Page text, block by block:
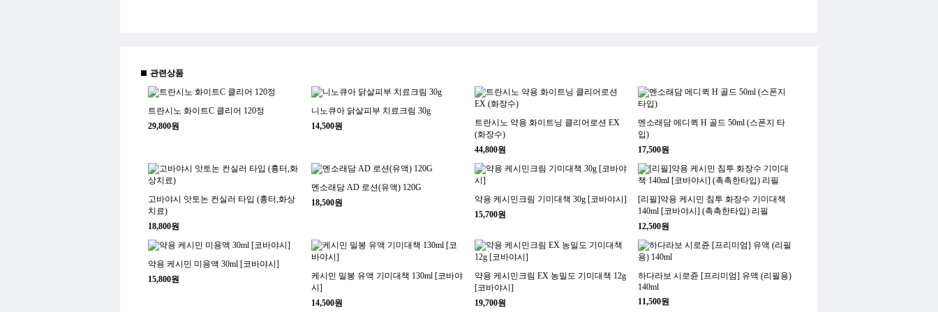
관련상품
트란시노 화이트C 클리어 120정
29,800원
니노큐아 닭살피부 치료크림 30g
14,500원
트란시노 약용 화이트닝 클리어로션 EX
(화장수)
44,800원
멘소래담 메디퀵 H 골드 50ml (스폰지 타
입)
17,500원
고바야시 앗토논 컨실러 타입 (흉터,화상
치료)
18,800원
멘소래담 AD 로션(유액) 120G
18,500원
약용 케시민크림 기미대책 30g [코바야시]
15,700원
[리필]약용 케시민 침투 화장수 기미대책
140ml [코바야시] (촉촉한타입) 리필
12,500원
약용 케시민 미용액 30ml [코바야시]
15,800원
케시민 밀봉 유액 기미대책 130ml [코바야
시]
14,500원
약용 케시민크림 EX 농밀도 기미대책 12g
[코바야시]
19,700원
하다라보 시로쥰 [프리미엄] 유액 (리필용)
140ml
11,500원